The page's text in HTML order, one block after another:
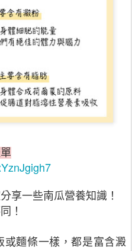
享一些南瓜營養知識！
！
或麵條一樣，都是富含澱